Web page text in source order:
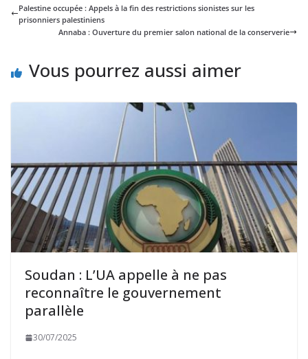
Palestine occupée : Appels à la fin des restrictions sionistes sur les
prisonniers palestiniens
Annaba : Ouverture du premier salon national de la conserverie
Vous pourrez aussi aimer
Soudan : L’UA appelle à ne pas
reconnaître le gouvernement
parallèle
30/07/2025